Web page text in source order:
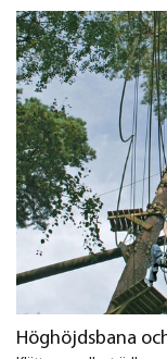
Höghöjdsbana